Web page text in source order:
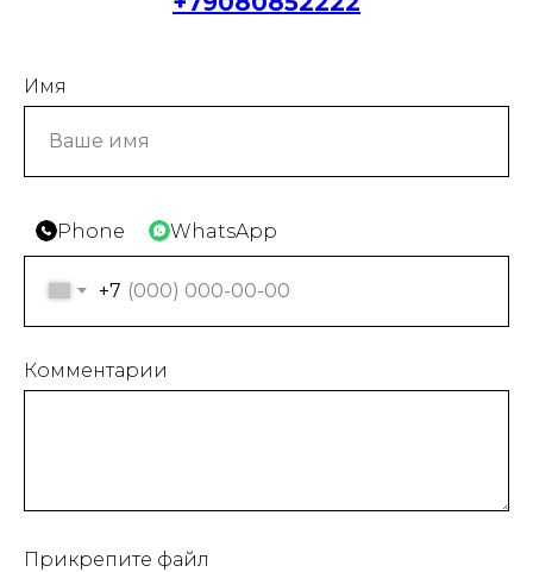
Имя
Phone WhatsApp
+7
Комментарии
Прикрепите файл